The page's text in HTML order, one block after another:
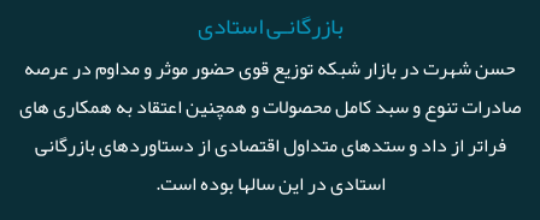
بازرگانـی استادی
حسن شهرت در بازار شبکه توزیع قوی حضور موثر و مداوم در عرصه
صادرات تنوع و سبد کامل محصولات و همچنین اعتقاد به همکاری های
فراتر از داد و ستدهای متداول اقتصادی از دستاوردهای بازرگانی
استادی در این سالها بوده است.